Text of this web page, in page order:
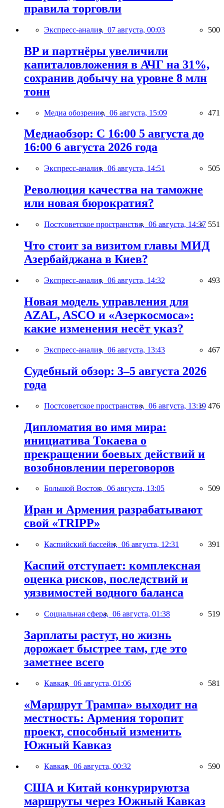
правила торговли
Экспресс-анализ, 07 августа, 00:03 500
BP и партнёры увеличили
капиталовложения в АЧГ на 31%,
сохранив добычу на уровне 8 млн
тонн
Медиа обозрение, 06 августа, 15:09 471
Медиаобзор: С 16:00 5 августа до
16:00 6 августа 2026 года
Экспресс-анализ, 06 августа, 14:51 505
Революция качества на таможне
или новая бюрократия?
Постсоветское пространство, 06 августа, 14:37 551
Что стоит за визитом главы МИД
Азербайджана в Киев?
Экспресс-анализ, 06 августа, 14:32 493
Новая модель управления для
AZAL, ASCO и «Азеркосмоса»:
какие изменения несёт указ?
Экспресс-анализ, 06 августа, 13:43 467
Судебный обзор: 3–5 августа 2026
года
Постсоветское пространство, 06 августа, 13:19 476
Дипломатия во имя мира:
инициатива Токаева о
прекращении боевых действий и
возобновлении переговоров
Большой Восток, 06 августа, 13:05 509
Иран и Армения разрабатывают
свой «TRIPP»
Каспийский бассейн, 06 августа, 12:31 391
Каспий отступает: комплексная
оценка рисков, последствий и
уязвимостей водного баланса
Социальная сфера, 06 августа, 01:38 519
Зарплаты растут, но жизнь
дорожает быстрее там, где это
заметнее всего
Кавказ, 06 августа, 01:06 581
«Маршрут Трампа» выходит на
местность: Армения торопит
проект, способный изменить
Южный Кавказ
Кавказ, 06 августа, 00:32 590
США и Китай конкурируютза
маршруты через Южный Кавказ